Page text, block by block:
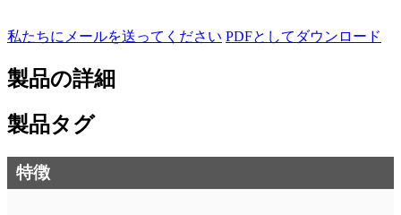
私たちにメールを送ってください PDFとしてダウンロード
製品の詳細
製品タグ
特徴